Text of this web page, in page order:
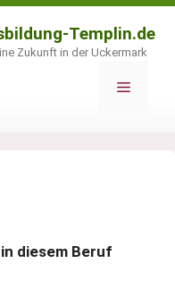
Templin.de
Zukunft in der Uckermark
Menü
diesem Beruf